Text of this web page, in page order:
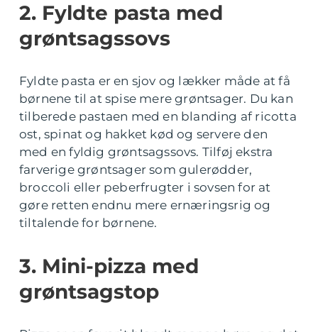
2. Fyldte pasta med
grøntsagssovs
Fyldte pasta er en sjov og lækker måde at få
børnene til at spise mere grøntsager. Du kan
tilberede pastaen med en blanding af ricotta
ost, spinat og hakket kød og servere den
med en fyldig grøntsagssovs. Tilføj ekstra
farverige grøntsager som gulerødder,
broccoli eller peberfrugter i sovsen for at
gøre retten endnu mere ernæringsrig og
tiltalende for børnene.
3. Mini-pizza med
grøntsagstop